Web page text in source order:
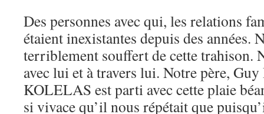
Des personnes avec qui, les relations
étaient inexistantes depuis des années.
terriblement souffert de cette trahison.
avec lui et à travers lui. Notre père,
KOLELAS est parti avec cette plaie
si vivace qu’il nous répétait que